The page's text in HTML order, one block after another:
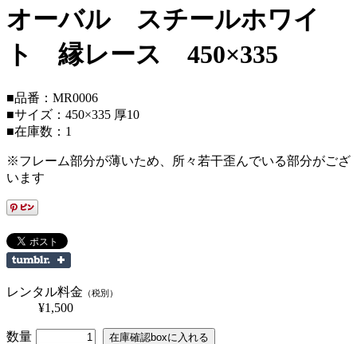
オーバル スチールホワイ
ト 縁レース 450×335
■品番：MR0006
■サイズ：450×335 厚10
■在庫数：1
※フレーム部分が薄いため、所々若干歪んでいる部分がござ
います
レンタル料金 （税別）
¥1,500
数量